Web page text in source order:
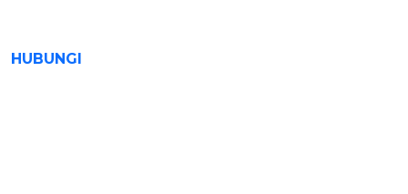
HUBUNGI